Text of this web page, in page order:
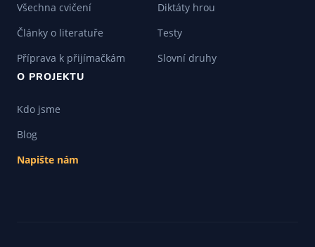
Všechna cvičení
Články o literatuře
Příprava k přijímačkám
Diktáty hrou
Testy
Slovní druhy
O PROJEKTU
Kdo jsme
Blog
Napište nám